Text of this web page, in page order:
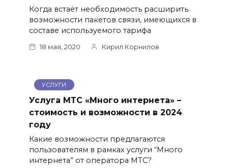
Когда встаёт необходимость расширить
возможности пакетов связи, имеющихся в
составе используемого тарифа
18 мая, 2020 Кирил Корнилов
УСЛУГИ
Услуга МТС «Много интернета» –
стоимость и возможности в 2024
году
Какие возможности предлагаются
пользователям в рамках услуги “Много
интернета” от оператора МТС?